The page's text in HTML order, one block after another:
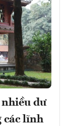
dư
các lĩnh